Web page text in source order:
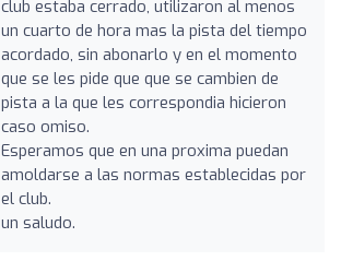
club estaba cerrado, utilizaron al menos
un cuarto de hora mas la pista del tiempo
acordado, sin abonarlo y en el momento
que se les pide que que se cambien de
pista a la que les correspondia hicieron
caso omiso.
Esperamos que en una proxima puedan
amoldarse a las normas establecidas por
el club.
un saludo.